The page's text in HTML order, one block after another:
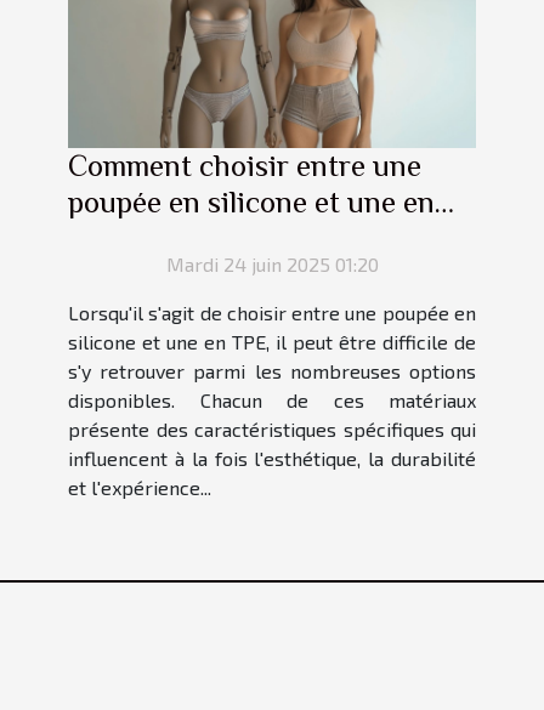
Comment choisir entre une
poupée en silicone et une en
Mardi 24 juin 2025 01:20
Lorsqu'il s'agit de choisir entre une poupée en
silicone et une en TPE, il peut être difficile de
s'y retrouver parmi les nombreuses options
disponibles. Chacun de ces matériaux
présente des caractéristiques spécifiques qui
influencent à la fois l'esthétique, la durabilité
et l'expérience...